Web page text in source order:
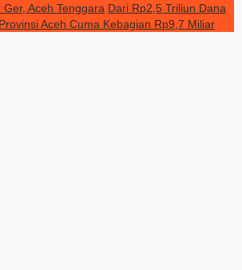
Aceh Tenggara Dari Rp2,5 Triliun Dana
Aceh Cuma Kebagian Rp9,7 Miliar